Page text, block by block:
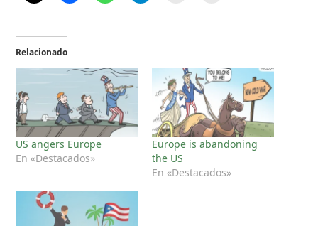
Relacionado
US angers Europe
En «Destacados»
Europe is abandoning
the US
En «Destacados»